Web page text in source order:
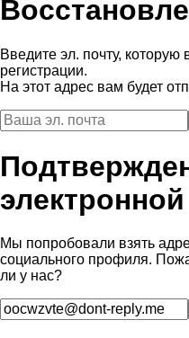
Введите эл. почту,
регистрации.
На этот адрес вам будет
Мы попробовали взять
социального профиля.
ли у нас?